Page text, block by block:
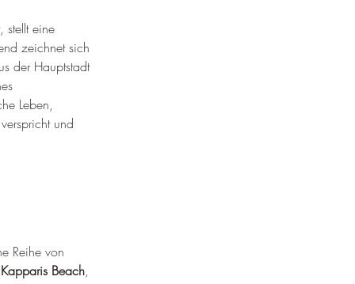
stellt eine
zeichnet sich
der Hauptstadt
Leben,
und
Reihe von
Kapparis Beach,